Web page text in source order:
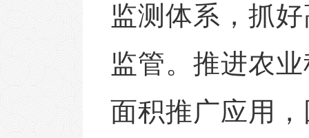
监测体系，抓
监管。推进农
面积推广应用